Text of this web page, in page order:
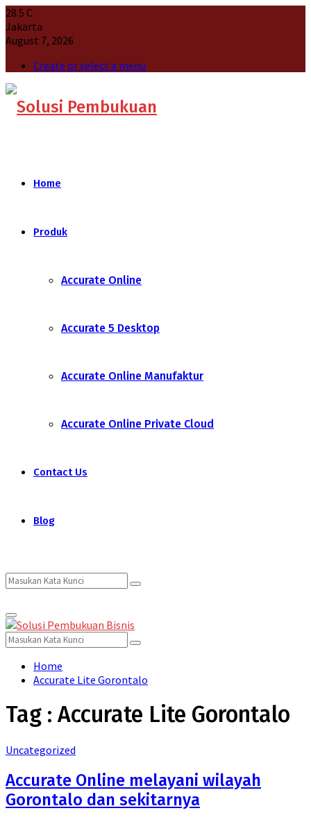
28.5 C
Jakarta
August 7, 2026
Create or select a menu
Home
Produk
Accurate Online
Accurate 5 Desktop
Accurate Online Manufaktur
Accurate Online Private Cloud
Contact Us
Blog
Search
for:
Search
Primary
Menu
Search
for:
Search
Home
Accurate Lite Gorontalo
Tag : Accurate Lite Gorontalo
Uncategorized
Accurate Online melayani wilayah
Gorontalo dan sekitarnya